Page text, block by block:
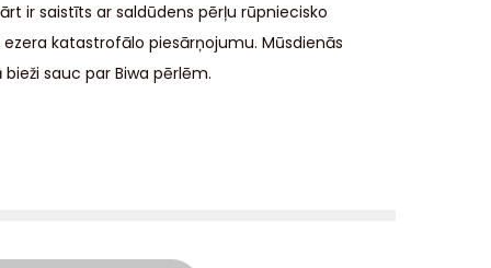
ir saistīts ar saldūdens pērļu rūpniecisko
katastrofālo piesārņojumu. Mūsdienās
sauc par Biwa pērlēm.